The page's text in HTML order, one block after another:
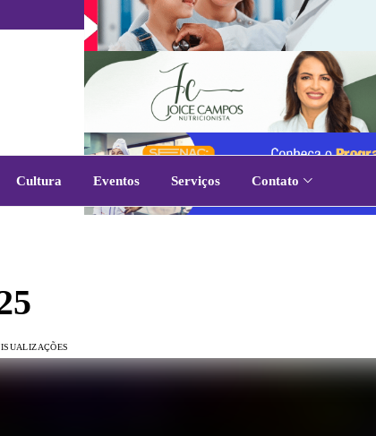
Cultura Eventos Serviços Contato